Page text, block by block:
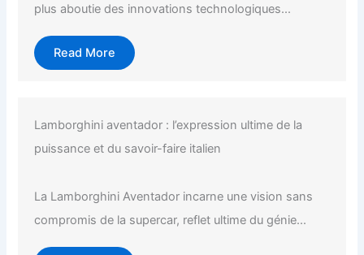
plus aboutie des innovations technologiques...
Read More
Lamborghini aventador : l’expression ultime de la
puissance et du savoir-faire italien
La Lamborghini Aventador incarne une vision sans
compromis de la supercar, reflet ultime du génie...